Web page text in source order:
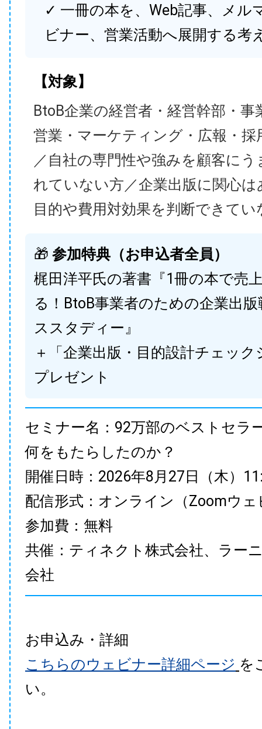
✓ 一冊の本を、Web記事、メル
ビナー、営業活動へ展開する考
【対象】
BtoB企業の経営者・経営幹部・事
営業・マーケティング・広報・採
／自社の専門性や強みを顧客に
れていない方／企業出版に関心
目的や費用対効果を判断できてい
🎁 参加特典（お申込者全員）
梶田洋平氏の著書『1冊の本で売
る！BtoB事業者のための企業出
ススタディー』
＋「企業出版・目的設計チェック
プレゼント
セミナー名：92万部のベストセラ
何をもたらしたのか？
開催日時：2026年8月27日（木）
配信形式：オンライン（Zoomウェ
参加費：無料
共催：ティネクト株式会社、ラー
会社
お申込み・詳細
こちらのウェビナー詳細ページ を
い。